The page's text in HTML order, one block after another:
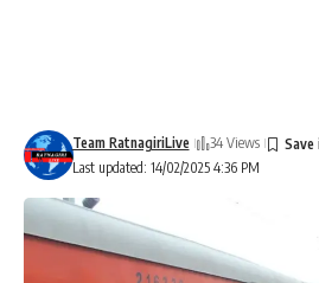
Last updated: 14/02/2025 4:36 PM
Team RatnagiriLive 34 Views